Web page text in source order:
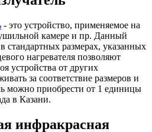
- это устройство, применяемое на
камере и пр. Данный
стандартных размерах, указанных
нагревателя позволяют
устройства от других
за соответствие размеров и
можно приобрести от 1 единицы
в Казани.
инфракрасная